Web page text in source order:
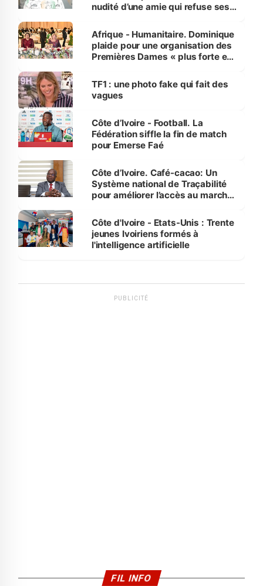
nudité d’une amie qui refuse ses
Afrique - Humanitaire. Dominique
plaide pour une organisation des
Premières Dames « plus forte et
sur la scène internationale »
TF1 : une photo fake qui fait des
vagues
Côte d’Ivoire - Football. La
Fédération siffle la fin de match
pour Emerse Faé
Côte d’Ivoire. Café-cacao: Un
Système national de Traçabilité
pour améliorer l’accès au marché
Côte d'Ivoire - Etats-Unis : Trente
jeunes Ivoiriens formés à
l'intelligence artificielle
PUBLICITÉ
FIL INFO